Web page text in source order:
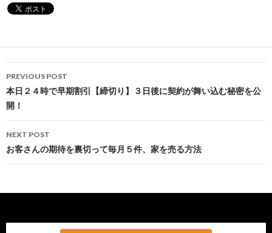
Post
navigation
PREVIOUS POST
本日２４時で早期割引【締切り】３日後に契約が舞い込む秘密を公
開！
NEXT POST
お客さんの期待を裏切って毎月５件、家を売る方法